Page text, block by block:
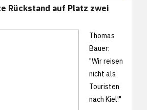
Rückstand auf Platz zwei
Thomas
Bauer:
"Wir reisen
nicht als
Touristen
nach Kiel!"